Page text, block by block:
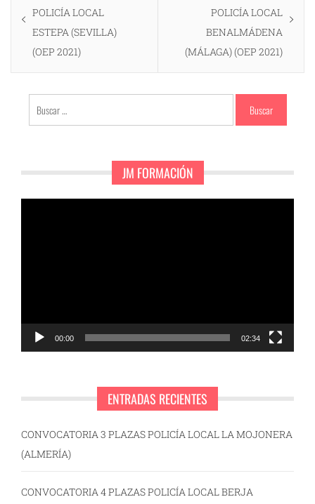
entradas
anterior:
POLICÍA LOCAL
ESTEPA (SEVILLA)
(OEP 2021)
siguiente:
POLICÍA LOCAL
BENALMÁDENA
(MÁLAGA) (OEP 2021)
Buscar:
JM FORMACIÓN
00:00 02:34
ENTRADAS RECIENTES
CONVOCATORIA 3 PLAZAS POLICÍA LOCAL LA MOJONERA
(ALMERÍA)
CONVOCATORIA 4 PLAZAS POLICÍA LOCAL BERJA